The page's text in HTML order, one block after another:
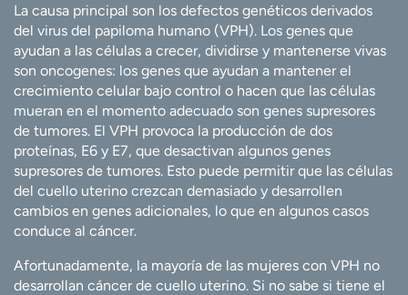
La causa principal son los defectos genéticos derivados
del virus del papiloma humano (VPH). Los genes que
ayudan a las células a crecer, dividirse y mantenerse vivas
son oncogenes: los genes que ayudan a mantener el
crecimiento celular bajo control o hacen que las células
mueran en el momento adecuado son genes supresores
de tumores. El VPH provoca la producción de dos
proteínas, E6 y E7, que desactivan algunos genes
supresores de tumores. Esto puede permitir que las células
del cuello uterino crezcan demasiado y desarrollen
cambios en genes adicionales, lo que en algunos casos
conduce al cáncer.
Afortunadamente, la mayoría de las mujeres con VPH no
desarrollan cáncer de cuello uterino. Si no sabe si tiene el